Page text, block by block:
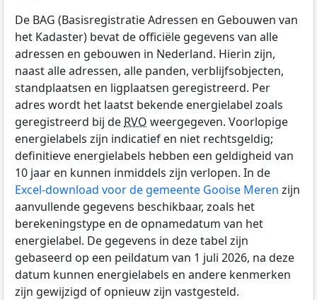
De BAG (Basisregistratie Adressen en Gebouwen van
het Kadaster) bevat de officiële gegevens van alle
adressen en gebouwen in Nederland. Hierin zijn,
naast alle adressen, alle panden, verblijfsobjecten,
standplaatsen en ligplaatsen geregistreerd. Per
adres wordt het laatst bekende energielabel zoals
geregistreerd bij de RVO weergegeven. Voorlopige
energielabels zijn indicatief en niet rechtsgeldig;
definitieve energielabels hebben een geldigheid van
10 jaar en kunnen inmiddels zijn verlopen. In de
Excel-download voor de gemeente Gooise Meren zijn
aanvullende gegevens beschikbaar, zoals het
berekeningstype en de opnamedatum van het
energielabel. De gegevens in deze tabel zijn
gebaseerd op een peildatum van 1 juli 2026, na deze
datum kunnen energielabels en andere kenmerken
zijn gewijzigd of opnieuw zijn vastgesteld.